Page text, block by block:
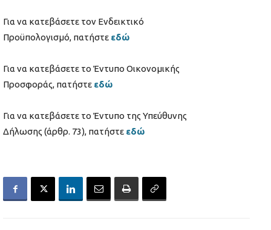
Για να κατεβάσετε τον Ενδεικτικό
Προϋπολογισμό, πατήστε εδώ
Για να κατεβάσετε το Έντυπο Οικονομικής
Προσφοράς, πατήστε εδώ
Για να κατεβάσετε το Έντυπο της Υπεύθυνης
Δήλωσης (άρθρ. 73), πατήστε εδώ